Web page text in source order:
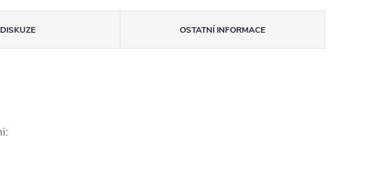
DISKUZE OSTATNÍ INFORMACE